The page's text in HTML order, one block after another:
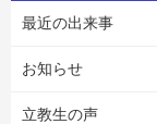
最近の出来事
お知らせ
立教生の声